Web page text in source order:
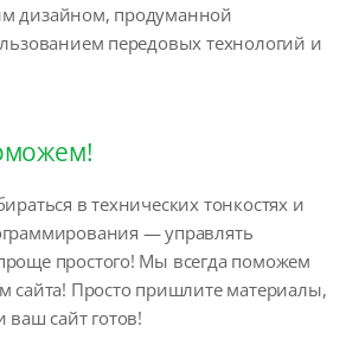
дизайном, продуманной
передовых технологий и
в технических тонкостях и
— управлять
простого! Мы всегда поможем
сайта! Просто пришлите материалы,
сайт готов!